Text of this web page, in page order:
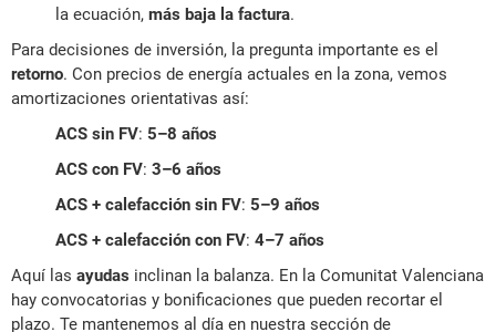
la ecuación, más baja la factura.
Para decisiones de inversión, la pregunta importante es el
retorno. Con precios de energía actuales en la zona, vemos
amortizaciones orientativas así:
ACS sin FV: 5–8 años
ACS con FV: 3–6 años
ACS + calefacción sin FV: 5–9 años
ACS + calefacción con FV: 4–7 años
Aquí las ayudas inclinan la balanza. En la Comunitat Valenciana
hay convocatorias y bonificaciones que pueden recortar el
plazo. Te mantenemos al día en nuestra sección de